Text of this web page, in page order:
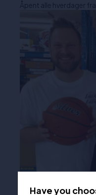
Åpent alle hverdager
Have you